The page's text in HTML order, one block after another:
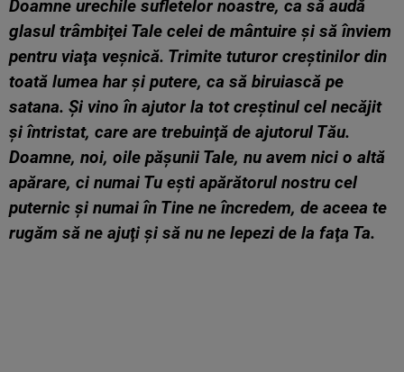
Doamne urechile sufletelor noastre, ca să audă
glasul trâmbiţei Tale celei de mântuire şi să înviem
pentru viaţa veşnică. Trimite tuturor creştinilor din
toată lumea har şi putere, ca să biruiască pe
satana. Și vino în ajutor la tot creştinul cel necăjit
şi întristat, care are trebuinţă de ajutorul Tău.
Doamne, noi, oile păşunii Tale, nu avem nici o altă
apărare, ci numai Tu eşti apărătorul nostru cel
puternic şi numai în Tine ne încredem, de aceea te
rugăm să ne ajuţi şi să nu ne lepezi de la faţa Ta.